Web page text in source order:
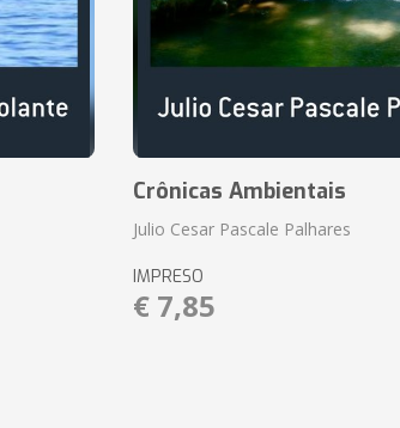
Crônicas Ambientais
Julio Cesar Pascale Palhares
IMPRESO
€ 7,85